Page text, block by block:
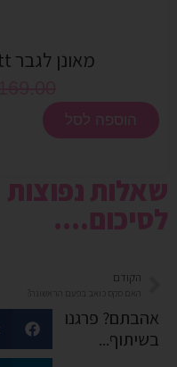
מאונן לגבר Sweet Time – Butt
הוספה לסל
שאלות נפוצות
לסיכום....
הקודם
האם סקס כואב בפעם הראשונה?
אהבתם? פרגנו
בשיתוף...